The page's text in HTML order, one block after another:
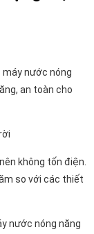
máy nước nóng
an toàn cho
không tốn điện.
so với các thiết
nước nóng năng